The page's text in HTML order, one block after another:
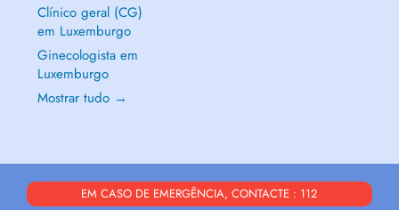
Clínico geral (CG)
em Luxemburgo
Ginecologista em
Luxemburgo
Mostrar tudo →
EM CASO DE EMERGÊNCIA, CONTACTE : 112